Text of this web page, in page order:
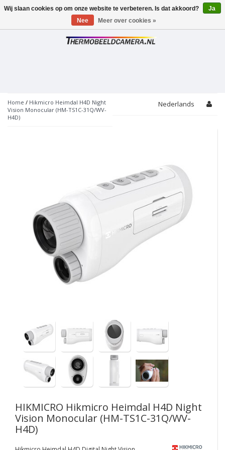
Toggle
Home / Hikmicro Heimdal H4D Night
Vision Monocular (HM-TS1C-31Q/WV-
H4D)
Nederlands
HIKMICRO Hikmicro Heimdal H4D Night
Vision Monocular (HM-TS1C-31Q/WV-
H4D)
Wij slaan cookies op om onze website te verbeteren. Is dat akkoord?
Ja
Nee
Meer over cookies »